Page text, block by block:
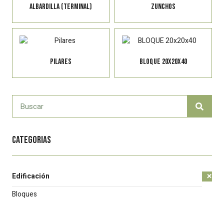
Categorias
Edificación +
Bloques
Albardilla (Terminal) Zunchos
Pilares BLOQUE 20x20x40